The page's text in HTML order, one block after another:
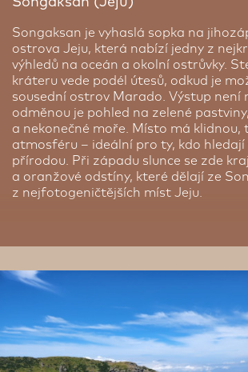
Songaksan je vyhaslá sopka na
ostrova Jeju, která nabízí jedny z
výhledů na oceán a okolní ostrůvky.
kráteru vede podél útesů, odkud je
sousední ostrov Marado. Výstup není
odměnou je pohled na zelené
a nekonečné moře. Místo má klidnou,
atmosféru – ideální pro ty, kdo hledají
přírodou. Při západu slunce se zde
a oranžové odstíny, které dělají ze
z nejfotogeničtějších míst Jeju.